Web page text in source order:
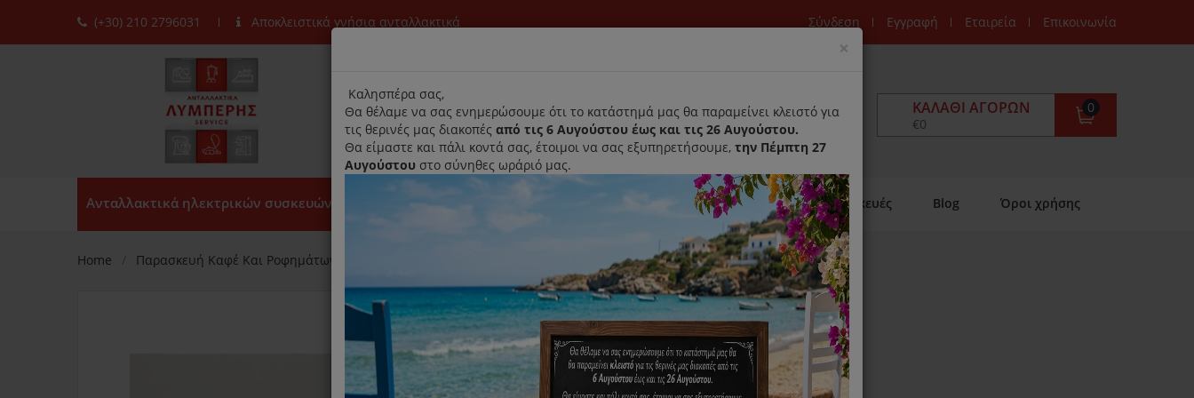
(+30) 210 2796031 Αποκλειστικά γνήσια ανταλλακτικά Σύνδεση Εγγραφή Εταιρεία Επικοινωνία
ΚΑΛΆΘΙ ΑΓΟΡΏΝ
0
€0
Ανταλλακτικά ηλεκτρικών συσκευών Αρχική Παραλαβή- Παράδοση Κατ'οικον Επισκευές Blog Όροι χρήσης
Home Παρασκευή Καφέ Και Ροφημάτων Κανάτα Καφετιέρας PYREX SB310
Κανάτα Καφετιέρας PYREX SB310
Κωδικός : 333914
Διαθεσιμότητα :
Καταργήθηκε
× Close
title
Καλησπέρα σας,
Θα θέλαμε να σας ενημερώσουμε ότι το κατάστημά μας θα παραμείνει κλειστό για
τις θερινές μας διακοπές από τις 6 Αυγούστου έως και τις 26 Αυγούστου.
Θα είμαστε και πάλι κοντά σας, έτοιμοι να σας εξυπηρετήσουμε, την Πέμπτη 27
Αυγούστου στο σύνηθες ωράριό μας.